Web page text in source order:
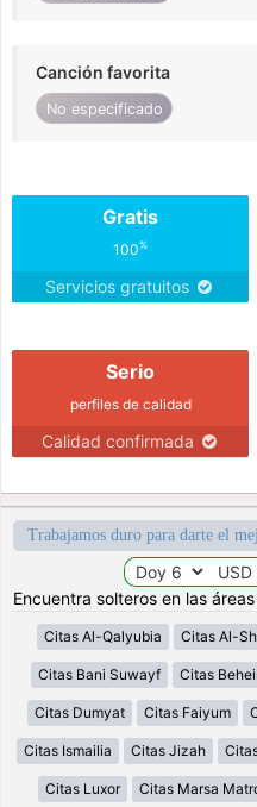
Canción favorita
No especificado
Gratis
100%
Servicios gratuitos
Serio
perfiles de calidad
Calidad confirmada
Trabajamos duro para darte el
Encuentra solteros en las
Citas Al-Qalyubia Citas Al-
Citas Bani Suwayf Citas
Citas Dumyat Citas Faiyum
Citas Ismailia Citas Jizah
Citas Luxor Citas Marsa